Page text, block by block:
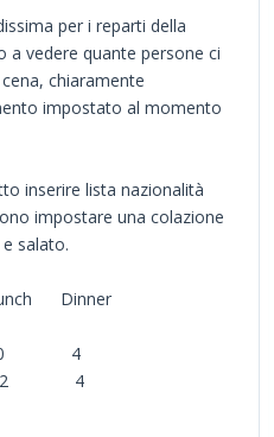
per i reparti della
a vedere quante persone ci
chiaramente
impostato al momento
inserire lista nazionalità
impostare una colazione
salato.
Dinner
0 4
2 4